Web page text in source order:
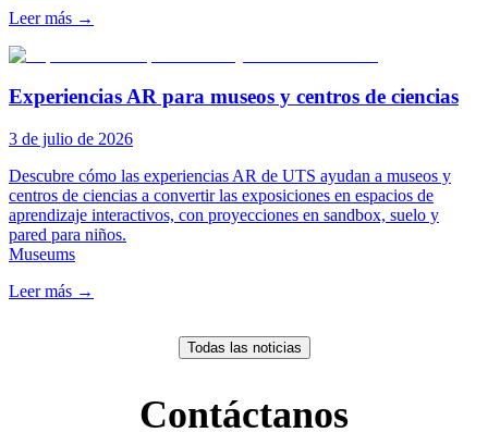
Leer más →
Experiencias AR para museos y centros de ciencias
3 de julio de 2026
Descubre cómo las experiencias AR de UTS ayudan a museos y
centros de ciencias a convertir las exposiciones en espacios de
aprendizaje interactivos, con proyecciones en sandbox, suelo y
pared para niños.
Museums
Leer más →
Todas las noticias
Contáctanos